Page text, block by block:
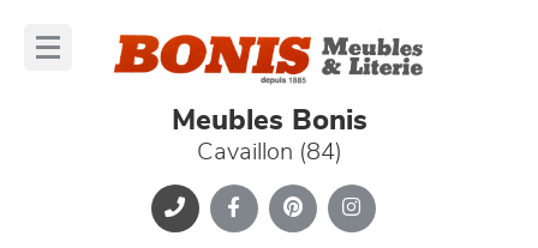
Meubles Bonis
Cavaillon (84)